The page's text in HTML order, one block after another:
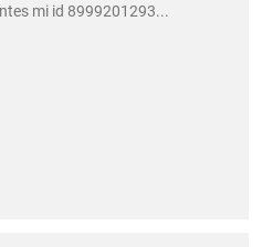
mi id 8999201293...